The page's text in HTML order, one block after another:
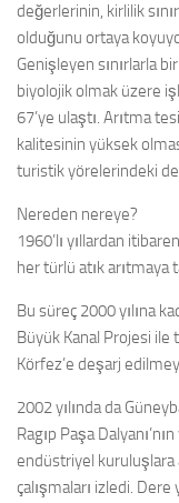
değerlerinin, kirlilik
olduğunu ortaya
Genişleyen sınırlarla
biyolojik olmak üzere
67’ye ulaştı. Arıtma
kalitesinin yüksek
turistik yörelerindeki
Nereden nereye?
1960’lı yıllardan
her türlü atık arıtmaya
Bu süreç 2000 yılına
Büyük Kanal Projesi ile
Körfez’e deşarj
2002 yılında da
Ragıp Paşa
endüstriyel kuruluşlara
çalışmaları izledi. Dere